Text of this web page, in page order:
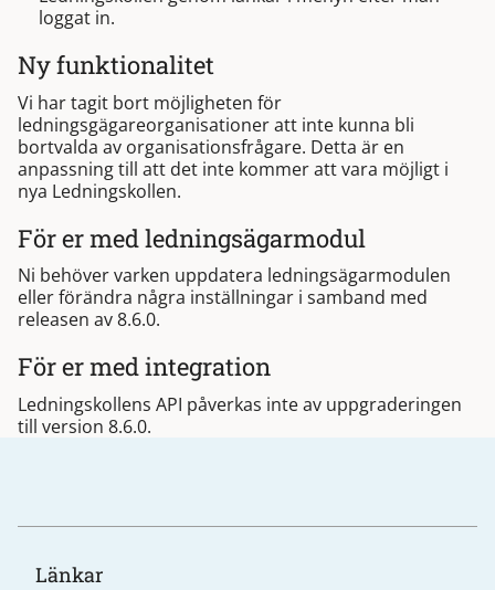
loggat in.
Ny funktionalitet
Vi har tagit bort möjligheten för
ledningsgägareorganisationer att inte kunna bli
bortvalda av organisationsfrågare. Detta är en
anpassning till att det inte kommer att vara möjligt i
nya Ledningskollen.
För er med ledningsägarmodul
Ni behöver varken uppdatera ledningsägarmodulen
eller förändra några inställningar i samband med
releasen av 8.6.0.
För er med integration
Ledningskollens API påverkas inte av uppgraderingen
till version 8.6.0.
Länkar